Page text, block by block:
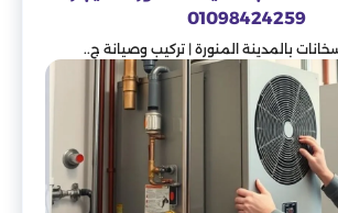
01098424259
بالمدينة المنورة | تركيب وصيانة ج..